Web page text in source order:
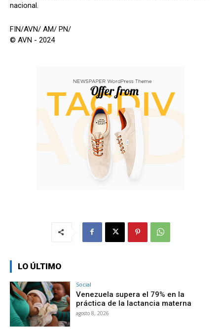
nacional.
FIN/AVN/ AM/ PN/
© AVN - 2024
LO ÚLTIMO
Social
Venezuela supera el 79% en la
práctica de la lactancia materna
agosto 8, 2026